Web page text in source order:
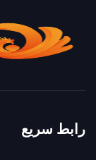
رابط سريع